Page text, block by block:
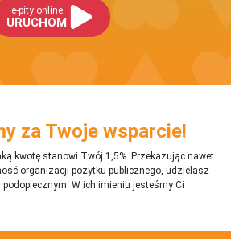
e-pity online
URUCHOM
za Twoje wsparcie!
kwotę stanowi Twój 1,5%. Przekazując nawet
organizacji pożytku publicznego, udzielasz
W ich imieniu jesteśmy Ci